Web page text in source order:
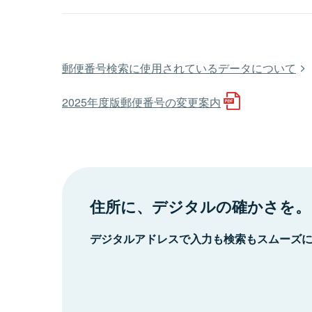
郵便番号検索に使用されているデータについて
2025年度版郵便番号の変更案内
住所に、デジタルの確かさを。
デジタルアドレスで入力も検索もスムーズ